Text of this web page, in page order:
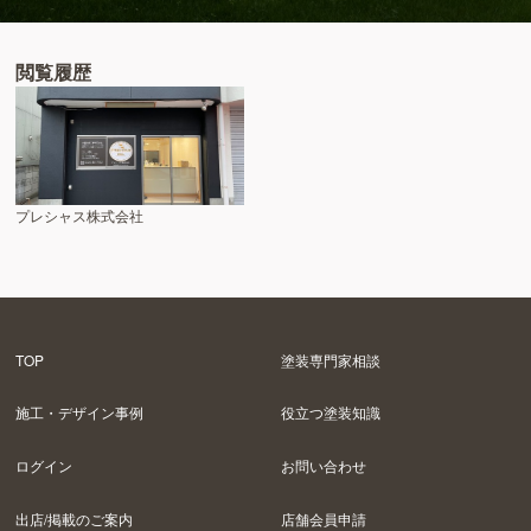
閲覧履歴
プレシャス株式会社
TOP 塗装専門家相談
施工・デザイン事例 役立つ塗装知識
ログイン お問い合わせ
出店/掲載のご案内 店舗会員申請